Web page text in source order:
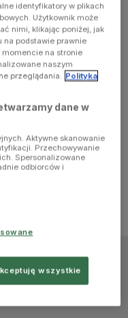
identyfikatory w plikach
Użytkownik może
nimi, klikając poniżej, jak
na podstawie prawnie
na stronie
naszym
przeglądania. Polityka
dane w
Aktywne skanowanie
Przechowywanie
Spersonalizowane
odbiorców i
wszystkie